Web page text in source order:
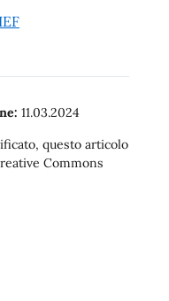
11.03.2024
questo articolo
Commons